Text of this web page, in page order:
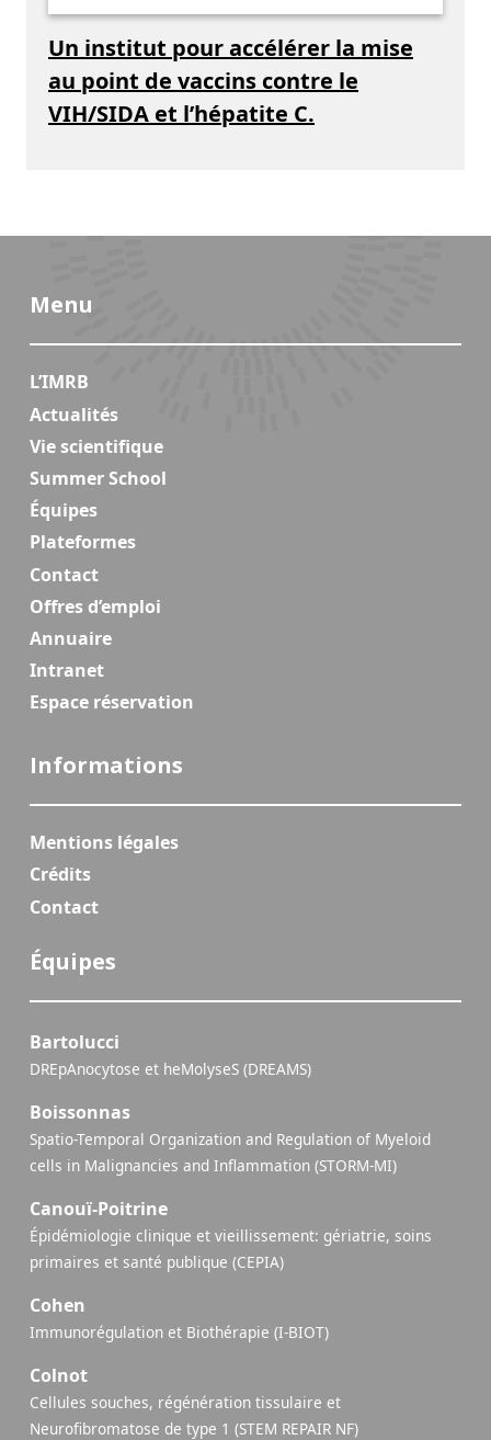
Un institut pour accélérer la mise
au point de vaccins contre le
VIH/SIDA et l’hépatite C.
Menu
L’IMRB
Actualités
Vie scientifique
Summer School
Équipes
Plateformes
Contact
Offres d’emploi
Annuaire
Intranet
Espace réservation
Informations
Mentions légales
Crédits
Contact
Équipes
Bartolucci
DREpAnocytose et heMolyseS (DREAMS)
Boissonnas
Spatio-Temporal Organization and Regulation of Myeloid
cells in Malignancies and Inflammation (STORM-MI)
Canouï-Poitrine
Épidémiologie clinique et vieillissement: gériatrie, soins
primaires et santé publique (CEPIA)
Cohen
Immunorégulation et Biothérapie (I-BIOT)
Colnot
Cellules souches, régénération tissulaire et
Neurofibromatose de type 1 (STEM REPAIR NF)